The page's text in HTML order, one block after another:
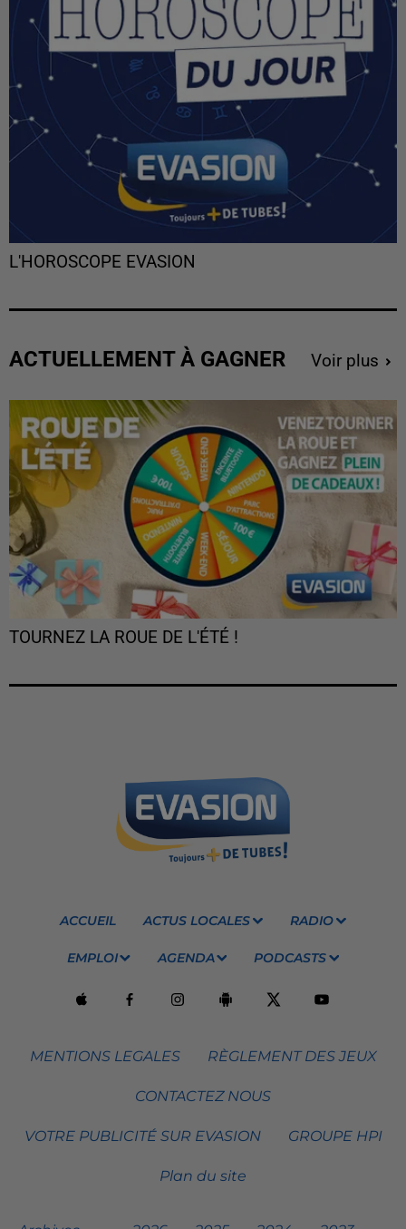
L'HOROSCOPE EVASION
ACTUELLEMENT À GAGNER Voir plus
TOURNEZ LA ROUE DE L'ÉTÉ !
ACCUEIL ACTUS LOCALES RADIO
EMPLOI AGENDA PODCASTS
MENTIONS LEGALES RÈGLEMENT DES JEUX
CONTACTEZ NOUS
VOTRE PUBLICITÉ SUR EVASION GROUPE HPI
Plan du site